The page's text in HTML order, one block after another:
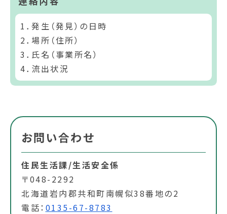
1．発生（発見）の日時
2．場所（住所）
3．氏名（事業所名）
4．流出状況
お問い合わせ
住民生活課/生活安全係
〒048-2292
北海道岩内郡共和町南幌似38番地の2
電話： 0135-67-8783